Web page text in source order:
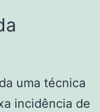
uma técnica
incidência de